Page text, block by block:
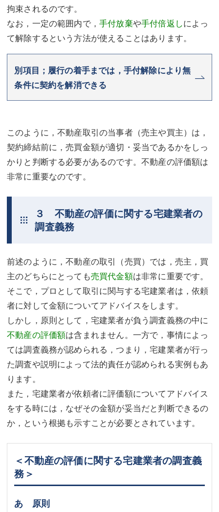
拘束されるのです。
なお，一定の範囲内で，手付放棄や手付倍返しによっ
て解除するという方法が使えることはあります。
別項目；履行の着手までは，手付解除により無
条件に契約を解消できる
このように，不動産取引の当事者（売主や買主）は，
契約締結前に，売買金額が適切・妥当であるかをしっ
かりと判断する必要があるのです。不動産の評価額は
非常に重要なのです。
３ 不動産の評価に関する宅建業者の
調査義務
前述のように，不動産の取引（売買）では，売主，買
主のどちらにとっても売買代金額は非常に重要です。
そこで，プロとして取引に関与する宅建業者は，依頼
者に対して金額についてアドバイスをします。
しかし，原則として，宅建業者が負う調査義務の中に
不動産の評価額は含まれません。一方で，事情によっ
ては調査義務が認められる，つまり，宅建業者が行っ
た調査や説明によって法的責任が認められる実例もあ
ります。
また，宅建業者が依頼者に評価額についてアドバイス
をする時には，なぜその金額が妥当だと判断できるの
か，という根拠も示すことが必要とされています。
＜不動産の評価に関する宅建業者の調査義
務＞
あ 原則